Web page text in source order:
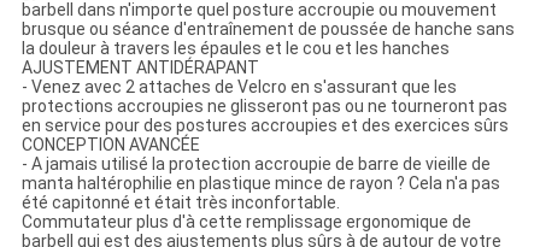
barbell dans n'importe quel posture accroupie ou mouvement
brusque ou séance d'entraînement de poussée de hanche sans
la douleur à travers les épaules et le cou et les hanches
AJUSTEMENT ANTIDÉRAPANT
- Venez avec 2 attaches de Velcro en s'assurant que les
protections accroupies ne glisseront pas ou ne tourneront pas
en service pour des postures accroupies et des exercices sûrs
CONCEPTION AVANCÉE
- A jamais utilisé la protection accroupie de barre de vieille de
manta haltérophilie en plastique mince de rayon ? Cela n'a pas
été capitonné et était très inconfortable.
Commutateur plus d'à cette remplissage ergonomique de
barbell qui est des ajustements plus sûrs à de autour de votre